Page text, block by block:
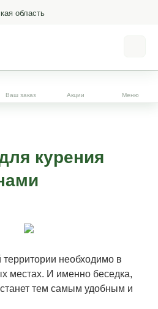
область
Ваш заказ Акции Меню
курения
территории необходимо в
местах. И именно беседка,
тем самым удобным и